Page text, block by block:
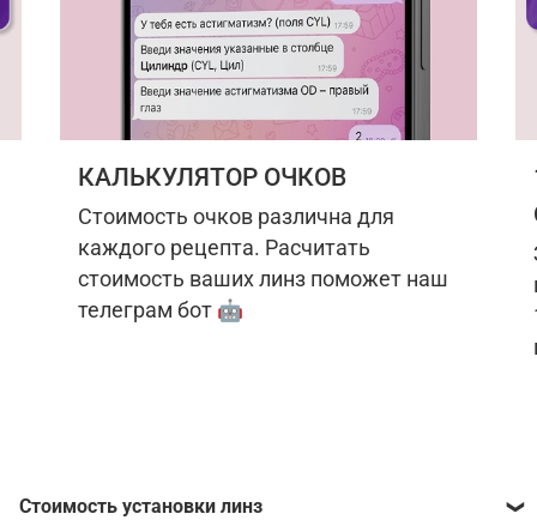
КАЛЬКУЛЯТОР ОЧКОВ
Стоимость очков различна для
каждого рецепта. Расчитать
стоимость ваших линз поможет наш
телеграм бот 🤖
Стоимость установки линз